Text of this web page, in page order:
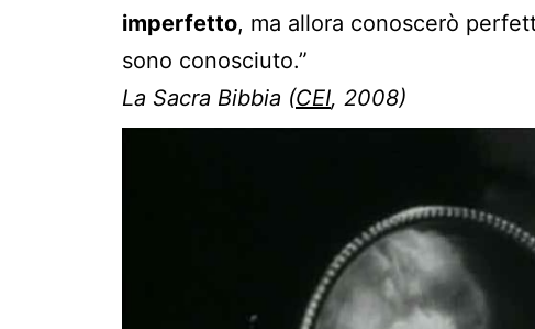
imperfetto, ma allora conoscerò
sono conosciuto.”
La Sacra Bibbia (CEI, 2008)